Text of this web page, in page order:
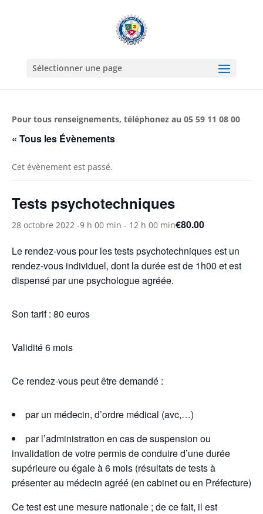
Sélectionner une page
Pour tous renseignements, téléphonez au 05 59 11 08 00
« Tous les Évènements
Cet évènement est passé.
Tests psychotechniques
28 octobre 2022 -9 h 00 min - 12 h 00 min€80.00
Le rendez-vous pour les tests psychotechniques est un
rendez-vous individuel, dont la durée est de 1h00 et est
dispensé par une psychologue agréée.
Son tarif : 80 euros
Validité 6 mois
Ce rendez-vous peut être demandé :
par un médecin, d’ordre médical (avc,…)
par l’administration en cas de suspension ou
invalidation de votre permis de conduire d’une durée
supérieure ou égale à 6 mois (résultats de tests à
présenter au médecin agréé (en cabinet ou en Préfecture)
Ce test est une mesure nationale ; de ce fait, il est